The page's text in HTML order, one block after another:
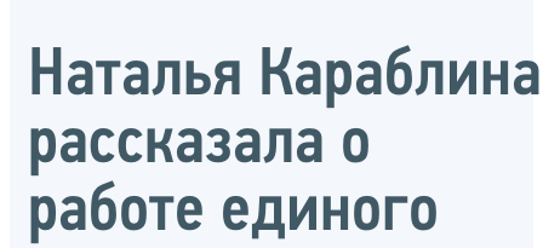
Наталья Караблина
рассказала о
работе единого